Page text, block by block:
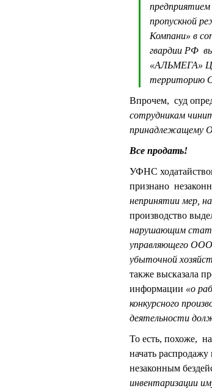
пропускной
Компани» в
гвардии РФ
«АЛЬМЕГА»
территорию
Впрочем, суд
сотрудникам
принадлежащему
Все продать!
УФНС
признано
непринятии мер,
производство
нарушающим
управляющего ООО
убыточной
также высказала
информации «о
конкурсного
деятельности
То есть, похоже,
начать
незаконным
инвентаризации